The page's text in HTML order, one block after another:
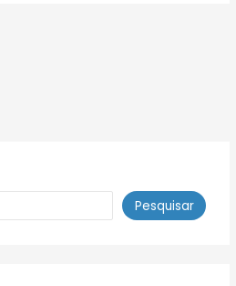
Pesquisar